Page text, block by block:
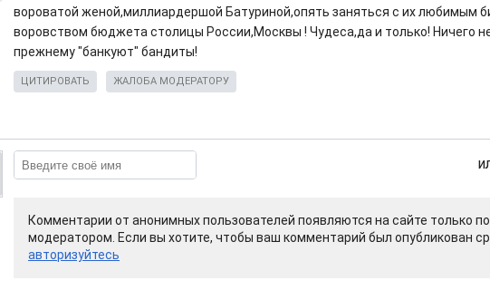
вороватой женой,миллиардершой Батуриной,опять заняться с их любимым
воровством бюджета столицы России,Москвы ! Чудеса,да и только! Ничего
прежнему "банкуют" бандиты!
ЦИТИРОВАТЬ ЖАЛОБА МОДЕРАТОРУ
Комментарии от анонимных пользователей появляются на сайте только
модератором. Если вы хотите, чтобы ваш комментарий был опубликован
авторизуйтесь